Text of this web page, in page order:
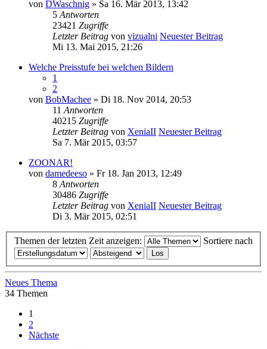
von DWaschnig » Sa 16. Mär 2013, 13:42
5 Antworten
23421 Zugriffe
Letzter Beitrag von vizualni Neuester Beitrag
Mi 13. Mai 2015, 21:26
Welche Preisstufe bei welchen Bildern
1
2
von BobMachee » Di 18. Nov 2014, 20:53
11 Antworten
40215 Zugriffe
Letzter Beitrag von XeniaII Neuester Beitrag
Sa 7. Mär 2015, 03:57
ZOONAR!
von damedeeso » Fr 18. Jan 2013, 12:49
8 Antworten
30486 Zugriffe
Letzter Beitrag von XeniaII Neuester Beitrag
Di 3. Mär 2015, 02:51
Themen der letzten Zeit anzeigen: Sortiere nach
Neues Thema
34 Themen
1
2
Nächste